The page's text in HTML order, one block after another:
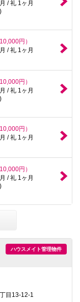
/ 礼 1ヶ月
)
円）
/ 礼 1ヶ月
円）
/ 礼 1ヶ月
)
円）
/ 礼 1ヶ月
円）
/ 礼 1ヶ月
)
ハウスメイト管理物件
目13-12-1